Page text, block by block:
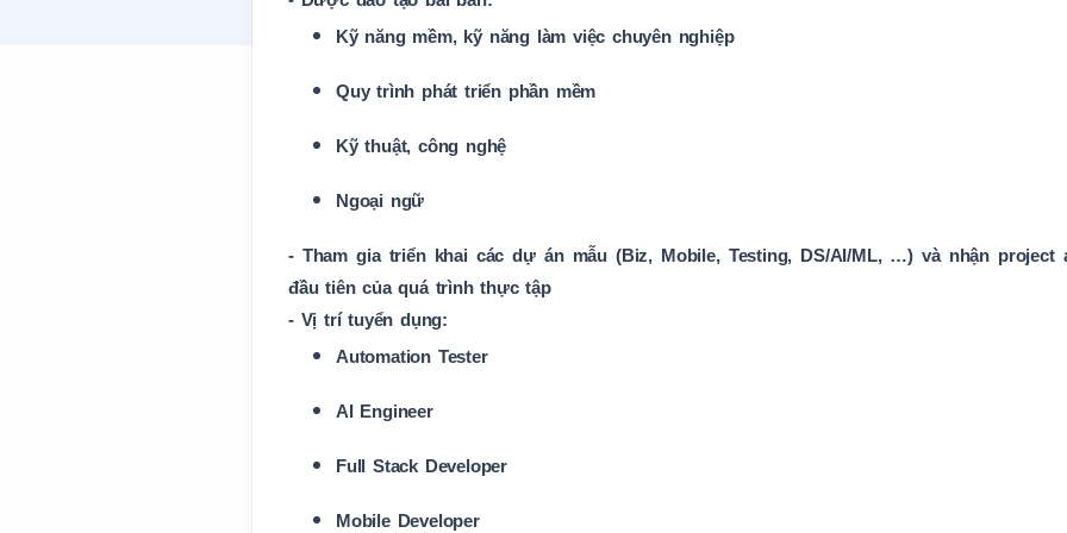
Kỹ năng mềm, kỹ năng làm việc chuyên nghiệp
Quy trình phát triển phần mềm
Kỹ thuật, công nghệ
Ngoại ngữ
- Tham gia triển khai các dự án mẫu (Biz, Mobile, Testing, DS/AI/ML, …) và nhận project
đầu tiên của quá trình thực tập
- Vị trí tuyển dụng:
Automation Tester
AI Engineer
Full Stack Developer
Mobile Developer